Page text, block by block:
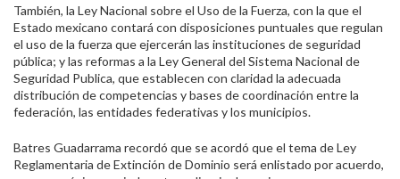
También, la Ley Nacional sobre el Uso de la Fuerza, con la que el
Estado mexicano contará con disposiciones puntuales que regulan
el uso de la fuerza que ejercerán las instituciones de seguridad
pública; y las reformas a la Ley General del Sistema Nacional de
Seguridad Publica, que establecen con claridad la adecuada
distribución de competencias y bases de coordinación entre la
federación, las entidades federativas y los municipios.
Batres Guadarrama recordó que se acordó que el tema de Ley
Reglamentaria de Extinción de Dominio será enlistado por acuerdo,